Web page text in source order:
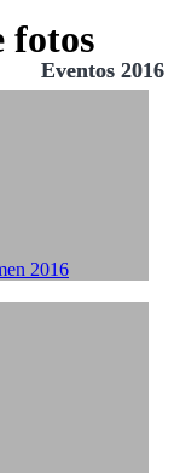
fotos
Eventos 2016